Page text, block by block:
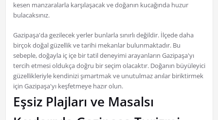
kesen manzaralarla karşılaşacak ve doğanın kucağında huzur
bulacaksınız.
Gazipaşa'da gezilecek yerler bunlarla sınırlı değildir. İlçede daha
birçok doğal güzellik ve tarihi mekanlar bulunmaktadır. Bu
sebeple, doğayla iç içe bir tatil deneyimi arayanların Gazipaşa'yı
tercih etmesi oldukça doğru bir seçim olacaktır. Doğanın büyüleyici
güzellikleriyle kendinizi şımartmak ve unutulmaz anılar biriktirmek
için Gazipaşa'yı keşfetmeye hazır olun.
Eşsiz Plajları ve Masalsı